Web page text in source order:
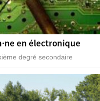
en électronique
degré secondaire